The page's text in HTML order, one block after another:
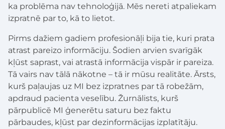
ka problēma nav tehnoloģijā. Mēs nereti atpaliekam
izpratnē par to, kā to lietot.
Pirms dažiem gadiem profesionāļi bija tie, kuri prata
atrast pareizo informāciju. Šodien arvien svarīgāk
kļūst saprast, vai atrastā informācija vispār ir pareiza.
Tā vairs nav tālā nākotne – tā ir mūsu realitāte. Ārsts,
kurš paļaujas uz MI bez izpratnes par tā robežām,
apdraud pacienta veselību. Žurnālists, kurš
pārpublicē MI ģenerētu saturu bez faktu
pārbaudes, kļūst par dezinformācijas izplatītāju.